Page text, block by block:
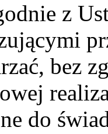
z
bez
do